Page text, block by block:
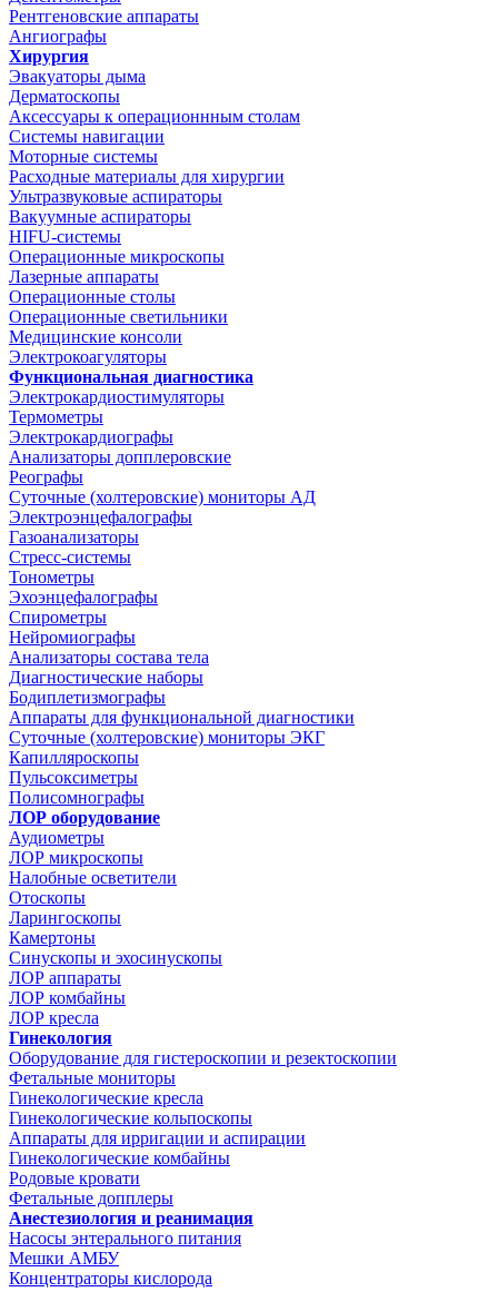
Рентгеновские аппараты
Ангиографы
Хирургия
Эвакуаторы дыма
Дерматоскопы
Аксессуары к операционнным столам
Системы навигации
Моторные системы
Расходные материалы для хирургии
Ультразвуковые аспираторы
Вакуумные аспираторы
HIFU-системы
Операционные микроскопы
Лазерные аппараты
Операционные столы
Операционные светильники
Медицинские консоли
Электрокоагуляторы
Функциональная диагностика
Электрокардиостимуляторы
Термометры
Электрокардиографы
Анализаторы допплеровские
Реографы
Суточные (холтеровские) мониторы АД
Электроэнцефалографы
Газоанализаторы
Стресс-системы
Тонометры
Эхоэнцефалографы
Спирометры
Нейромиографы
Анализаторы состава тела
Диагностические наборы
Бодиплетизмографы
Аппараты для функциональной диагностики
Суточные (холтеровские) мониторы ЭКГ
Капилляроскопы
Пульсоксиметры
Полисомнографы
ЛОР оборудование
Аудиометры
ЛОР микроскопы
Налобные осветители
Отоскопы
Ларингоскопы
Камертоны
Синускопы и эхосинускопы
ЛОР аппараты
ЛОР комбайны
ЛОР кресла
Гинекология
Оборудование для гистероскопии и резектоскопии
Фетальные мониторы
Гинекологические кресла
Гинекологические кольпоскопы
Аппараты для ирригации и аспирации
Гинекологические комбайны
Родовые кровати
Фетальные допплеры
Анестезиология и реанимация
Насосы энтерального питания
Мешки АМБУ
Концентраторы кислорода